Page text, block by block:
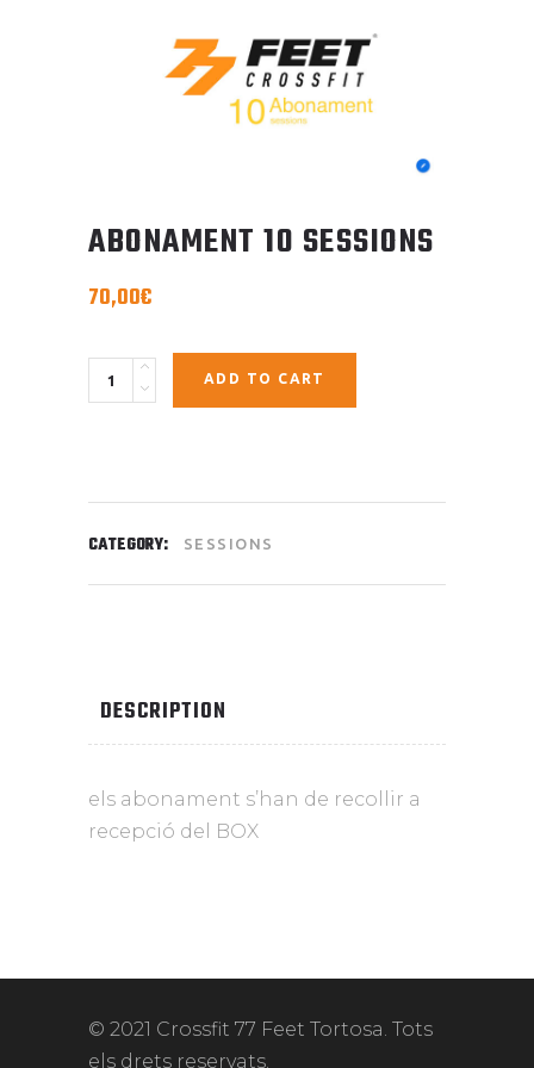
ABONAMENT 10 SESSIONS
70,00€
Quantity ADD TO CART
CATEGORY: SESSIONS
DESCRIPTION
els abonament s’han de recollir a
recepció del BOX
© 2021 Crossfit 77 Feet Tortosa. Tots
els drets reservats.